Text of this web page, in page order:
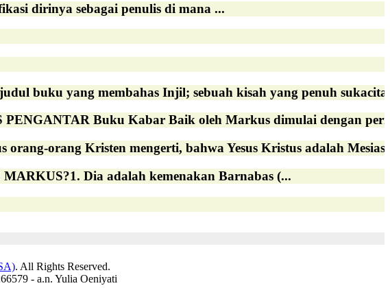
dirinya sebagai penulis di mana ...
buku yang membahas Injil; sebuah kisah yang penuh
Buku Kabar Baik oleh Markus dimulai dengan
orang Kristen mengerti, bahwa Yesus Kristus adalah
Dia adalah kemenakan Barnabas (...
. All Rights Reserved.
- a.n. Yulia Oeniyati